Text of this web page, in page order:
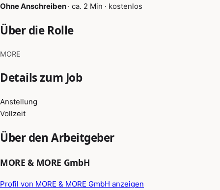
Ohne Anschreiben · ca. 2 Min · kostenlos
Über die Rolle
MORE
Details zum Job
Anstellung
Vollzeit
Über den Arbeitgeber
MORE & MORE GmbH
Profil von MORE & MORE GmbH anzeigen